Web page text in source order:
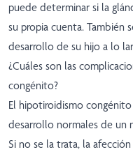
puede determinar si la
su propia cuenta. También
desarrollo de su hijo a lo
¿Cuáles son las
congénito?
El hipotiroidismo
desarrollo normales de un
Si no se la trata, la